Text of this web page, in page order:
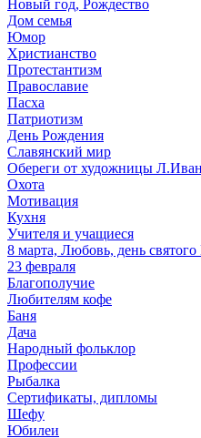
Новый год, Рождество
Дом семья
Юмор
Христианство
Протестантизм
Православие
Пасха
Патриотизм
День Рождения
Славянский мир
Обереги от художницы
Охота
Мотивация
Кухня
Учителя и учащиеся
8 марта, Любовь, день
23 февраля
Благополучие
Любителям кофе
Баня
Дача
Народный фольклор
Профессии
Рыбалка
Сертификаты, дипломы
Шефу
Юбилеи